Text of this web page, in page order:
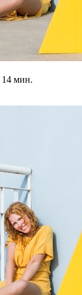
14 мин.